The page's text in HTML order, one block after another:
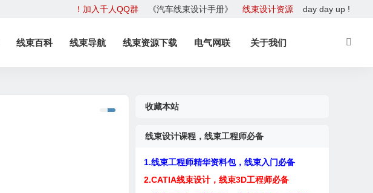
！加入千人QQ群 《汽车线束设计手册》 线束设计资源 day day up !
线束百科 线束导航 线束资源下载 电气网联 关于我们
收藏本站
线束设计课程，线束工程师必备
1.线束工程师精华资料包，线束入门必备
2.CATIA线束设计，线束3D工程师必备